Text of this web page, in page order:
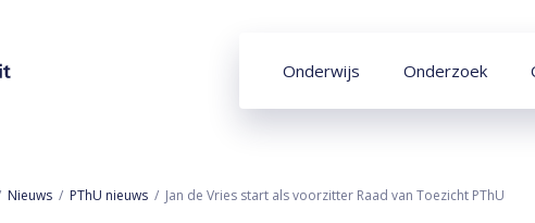
Onderwijs Onderzoek
Nieuws PThU nieuws Jan de Vries start als voorzitter Raad van Toezicht PThU